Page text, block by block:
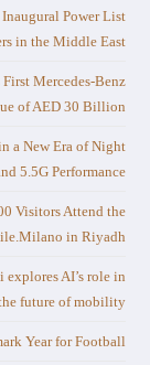
Power List
in the Middle East
Mercedes-Benz
of AED 30 Billion
a New Era of Night
5.5G Performance
Visitors Attend the
in Riyadh
explores AI’s role in
future of mobility
Year for Football